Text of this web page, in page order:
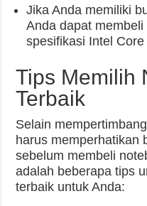
Jika Anda memiliki
Anda dapat
spesifikasi Intel
Tips Memilih
Terbaik
Selain
harus memperhatikan
sebelum membeli
adalah beberapa tips
terbaik untuk Anda: